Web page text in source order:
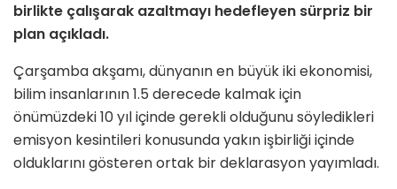
birlikte çalışarak azaltmayı hedefleyen sürpriz bir
plan açıkladı.
Çarşamba akşamı, dünyanın en büyük iki ekonomisi,
bilim insanlarının 1.5 derecede kalmak için
önümüzdeki 10 yıl içinde gerekli olduğunu söyledikleri
emisyon kesintileri konusunda yakın işbirliği içinde
olduklarını gösteren ortak bir deklarasyon yayımladı.